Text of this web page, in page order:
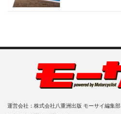
運営会社：株式会社八重洲出版 モーサイ編集部